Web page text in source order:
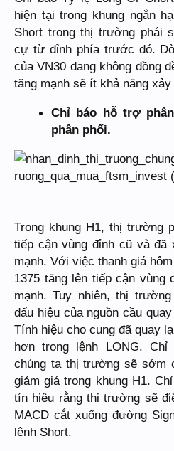
hiện tại trong khung ngắn
Short trong thị trường phái
cự từ đỉnh phía trước đó.
của VN30 đang không đồng
tăng mạnh sẽ ít khả năng xảy
Chỉ báo hỗ trợ
phân phối.
Trong khung H1, thị trường
tiếp cận vùng đỉnh cũ và đã
mạnh. Với việc thanh giá
1375 tăng lên tiếp cận vùng
mạnh. Tuy nhiên, thị
dấu hiệu của nguồn cầu
Tính hiệu cho cung đã quay
hơn trong lệnh LONG.
chúng ta thị trường sẽ sớm
giảm giá trong khung H1.
tín hiệu rằng thị trường sẽ
MACD cắt xuống đường
lệnh Short.